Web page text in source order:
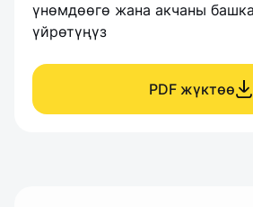
үнөмдөөгө жана акчаны
үйрөтүңүз
PDF жүктөө